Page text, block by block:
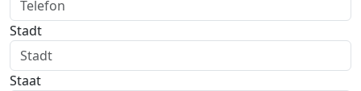
Stadt
Staat